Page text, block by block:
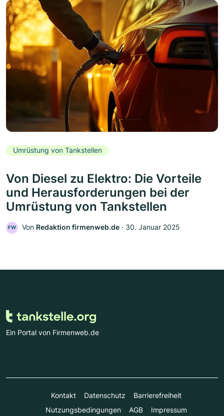
Umrüstung von Tankstellen
Von Diesel zu Elektro: Die Vorteile
und Herausforderungen bei der
Umrüstung von Tankstellen
FW Von Redaktion firmenweb.de ‧ 30. Januar 2025
Ein Portal von Firmenweb.de
Kontakt Datenschutz
Barrierefreiheit
Nutzungsbedingungen
AGB Impressum